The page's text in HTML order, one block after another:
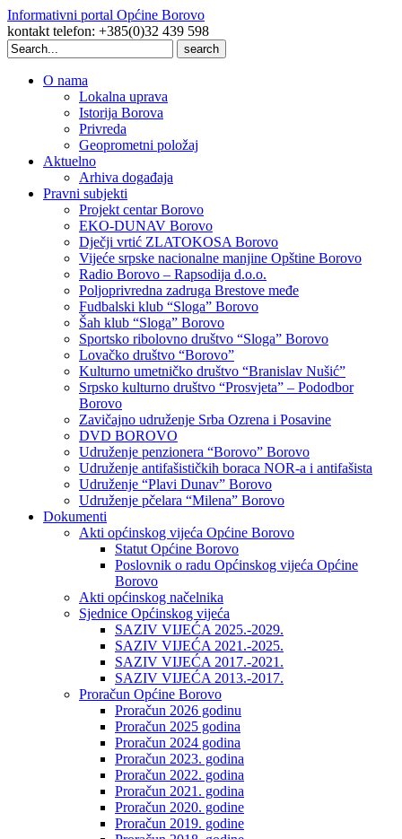
Informativni portal Općine Borovo
kontakt telefon: +385(0)32 439 598
Search
for:
O nama
Lokalna uprava
Istorija Borova
Privreda
Geoprometni položaj
Aktuelno
Arhiva događaja
Pravni subjekti
Projekt centar Borovo
EKO-DUNAV Borovo
Dječji vrtić ZLATOKOSA Borovo
Vijeće srpske nacionalne manjine Opštine Borovo
Radio Borovo – Rapsodija d.o.o.
Poljoprivredna zadruga Brestove međe
Fudbalski klub “Sloga” Borovo
Šah klub “Sloga” Borovo
Sportsko ribolovno društvo “Sloga” Borovo
Lovačko društvo “Borovo”
Kulturno umetničko društvo “Branislav Nušić”
Srpsko kulturno društvo “Prosvjeta” – Pododbor
Borovo
Zavičajno udruženje Srba Ozrena i Posavine
DVD BOROVO
Udruženje penzionera “Borovo” Borovo
Udruženje antifašističkih boraca NOR-a i antifašista
Udruženje “Plavi Dunav” Borovo
Udruženje pčelara “Milena” Borovo
Dokumenti
Akti općinskog vijeća Općine Borovo
Statut Općine Borovo
Poslovnik o radu Općinskog vijeća Općine
Borovo
Akti općinskog načelnika
Sjednice Općinskog vijeća
SAZIV VIJEĆA 2025.-2029.
SAZIV VIJEĆA 2021.-2025.
SAZIV VIJEĆA 2017.-2021.
SAZIV VIJEĆA 2013.-2017.
Proračun Općine Borovo
Proračun 2026 godinu
Proračun 2025 godina
Proračun 2024 godina
Proračun 2023. godina
Proračun 2022. godina
Proračun 2021. godina
Proračun 2020. godine
Proračun 2019. godine